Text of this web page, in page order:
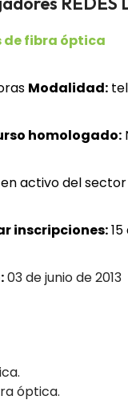
de fibra óptica
Modalidad:
homologado:
activo del
inscripciones:
03 de junio de 2013
óptica.